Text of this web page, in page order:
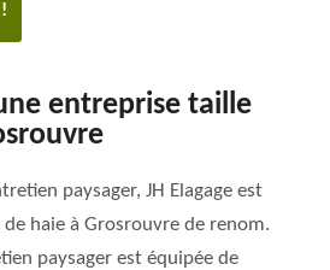
entreprise taille
paysager, JH Elagage est
haie à Grosrouvre de renom.
paysager est équipée de